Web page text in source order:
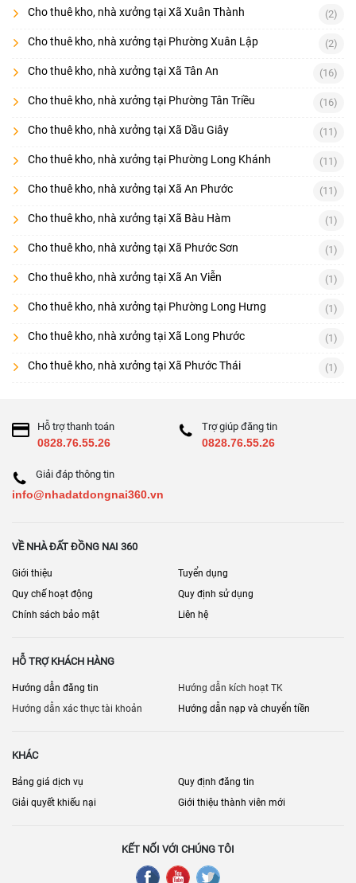
Cho thuê kho, nhà xưởng tại Xã Xuân Thành (2)
Cho thuê kho, nhà xưởng tại Phường Xuân Lập (2)
Cho thuê kho, nhà xưởng tại Xã Tân An (16)
Cho thuê kho, nhà xưởng tại Phường Tân Triều (16)
Cho thuê kho, nhà xưởng tại Xã Dầu Giây (11)
Cho thuê kho, nhà xưởng tại Phường Long Khánh (11)
Cho thuê kho, nhà xưởng tại Xã An Phước (11)
Cho thuê kho, nhà xưởng tại Xã Bàu Hàm (1)
Cho thuê kho, nhà xưởng tại Xã Phước Sơn (1)
Cho thuê kho, nhà xưởng tại Xã An Viễn (1)
Cho thuê kho, nhà xưởng tại Phường Long Hưng (1)
Cho thuê kho, nhà xưởng tại Xã Long Phước (1)
Cho thuê kho, nhà xưởng tại Xã Phước Thái (1)
Hỗ trợ thanh toán
0828.76.55.26
Trợ giúp đăng tin
0828.76.55.26
Giải đáp thông tin
info@nhadatdongnai360.vn
VỀ NHÀ ĐẤT ĐỒNG NAI 360
Giới thiệu
Tuyển dụng
Quy chế hoạt động
Quy định sử dụng
Chính sách bảo mật
Liên hệ
HỖ TRỢ KHÁCH HÀNG
Hướng dẫn đăng tin
Hướng dẫn kích hoạt TK
Hướng dẫn xác thực tài khoản
Hướng dẫn nạp và chuyển tiền
KHÁC
Bảng giá dịch vụ
Quy định đăng tin
Giải quyết khiếu nại
Giới thiệu thành viên mới
KẾT NỐI VỚI CHÚNG TÔI